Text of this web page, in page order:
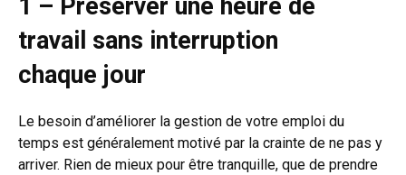
1 – Préserver une heure de
travail sans interruption
chaque jour
Le besoin d’améliorer la gestion de votre emploi du
temps est généralement motivé par la crainte de ne pas y
arriver. Rien de mieux pour être tranquille, que de prendre